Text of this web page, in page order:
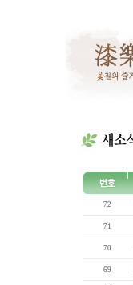
72
71
70
69